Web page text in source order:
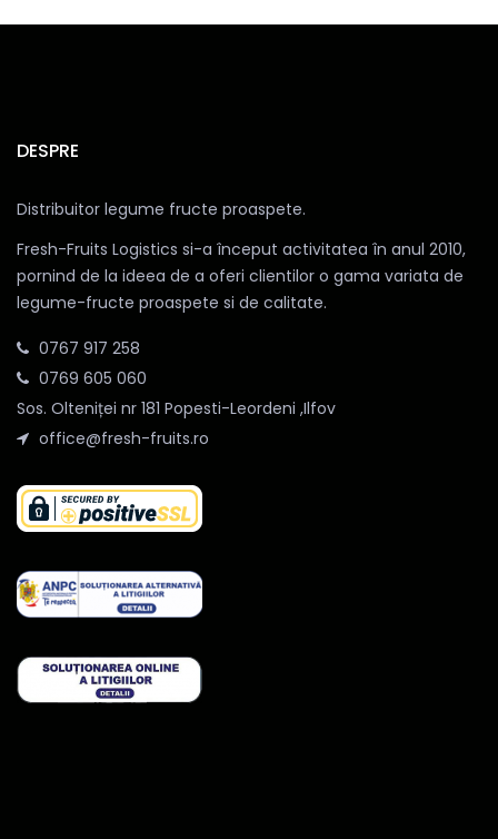
DESPRE
Distribuitor legume fructe proaspete.
Fresh-Fruits Logistics si-a început activitatea în anul 2010,
pornind de la ideea de a oferi clientilor o gama variata de
legume-fructe proaspete si de calitate.
0767 917 258
0769 605 060
Sos. Olteniței nr 181 Popesti-Leordeni ,Ilfov
office@fresh-fruits.ro